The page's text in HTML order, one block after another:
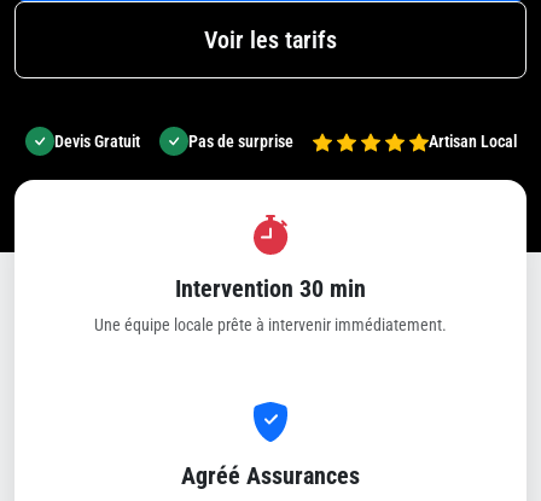
Voir les tarifs
Devis Gratuit Pas de surprise Artisan Local
Intervention 30 min
Une équipe locale prête à intervenir immédiatement.
Agréé Assurances